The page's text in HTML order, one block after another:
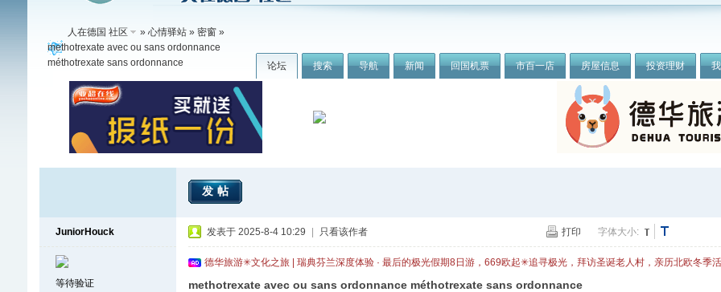
论坛 搜索 导航 新闻 回国机票 市百一店 房屋信息 投资理财
人在德国 社区 » 心情驿站» 密窗»
methotrexate avec ou sans ordonnance
méthotrexate sans ordonnance
发帖
JuniorHouck
等待验证
打印 字体大小:
发表于 2025-8-4 10:29 只看该作者
德华旅游✳文化之旅 | 瑞典芬兰深度体验 · 最后的极光假期8日游，669欧起✳追寻极光，拜访圣诞老人村，亲历北欧冬季
methotrexate avec ou sans ordonnance méthotrexate sans ordonnance